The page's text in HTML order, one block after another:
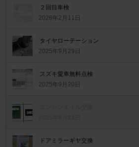
２回目車検
2026年2月11日
タイヤローテーション
2025年9月29日
スズキ愛車無料点検
2025年9月20日
ドアミラーギヤ交換